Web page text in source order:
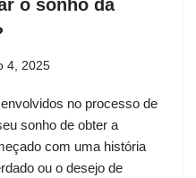
o sonho da
4, 2025
no processo de
sonho de obter a
com uma história
ou o desejo de